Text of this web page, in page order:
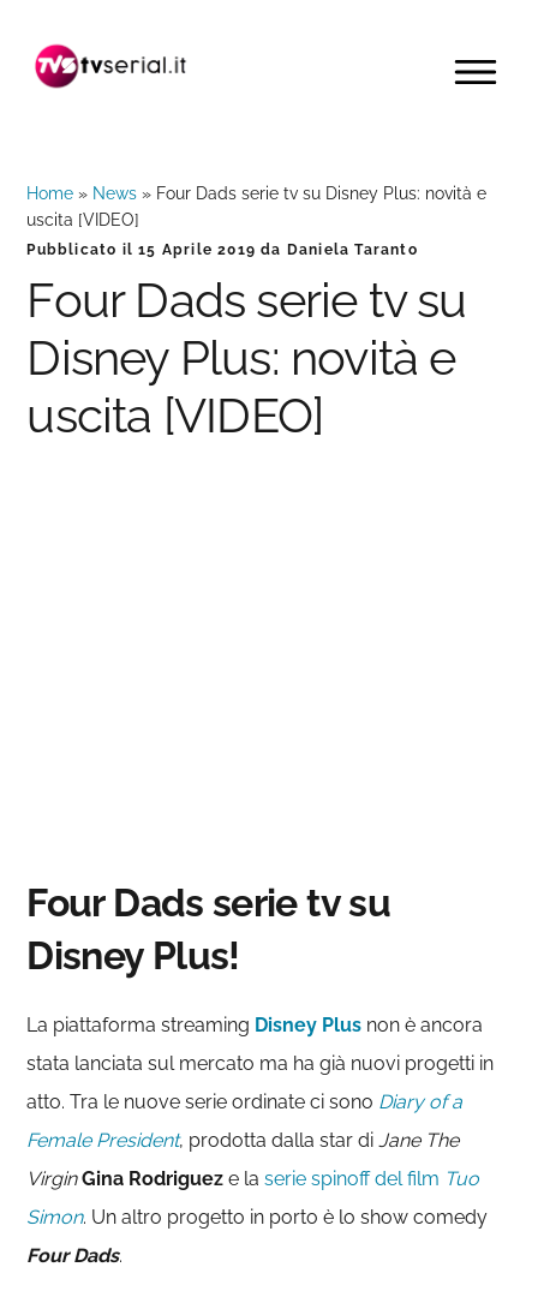
navigazione
contenuto
barra
MENU
Home » News » Four Dads serie tv su Disney Plus: novità e
uscita [VIDEO]
Pubblicato il15 Aprile 2019 da Daniela Taranto
Four Dads serie tv su
Disney Plus: novità e
uscita [VIDEO]
Four Dads serie tv su
Disney Plus!
La piattaforma streaming Disney Plus non è ancora
stata lanciata sul mercato ma ha già nuovi progetti in
atto. Tra le nuove serie ordinate ci sono Diary of a
Female President, prodotta dalla star diJane The
Virgin Gina Rodriguez e laserie spinoff del film Tuo
Simon. Un altro progetto in porto è lo show comedy
Four Dads.